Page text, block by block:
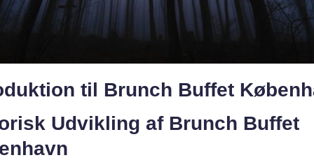
til Brunch Buffet
Udvikling af Brunch Buffet